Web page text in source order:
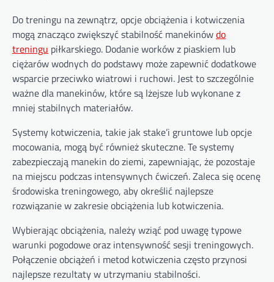
Do treningu na zewnątrz, opcje obciążenia i kotwiczenia
mogą znacząco zwiększyć stabilność manekinówdo
treningu piłkarskiego. Dodanie worków z piaskiem lub
ciężarów wodnych do podstawy może zapewnić dodatkowe
wsparcie przeciwko wiatrowi i ruchowi. Jest to szczególnie
ważne dla manekinów, które są lżejsze lub wykonane z
mniej stabilnych materiałów.
Systemy kotwiczenia, takie jak stake’i gruntowe lub opcje
mocowania, mogą być również skuteczne. Te systemy
zabezpieczają manekin do ziemi, zapewniając, że pozostaje
na miejscu podczas intensywnych ćwiczeń. Zaleca się ocenę
środowiska treningowego, aby określić najlepsze
rozwiązanie w zakresie obciążenia lub kotwiczenia.
Wybierając obciążenia, należy wziąć pod uwagę typowe
warunki pogodowe oraz intensywność sesji treningowych.
Połączenie obciążeń i metod kotwiczenia często przynosi
najlepsze rezultaty w utrzymaniu stabilności.